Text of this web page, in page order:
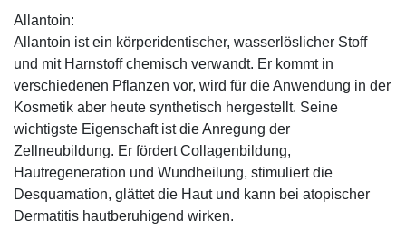
Allantoin:
Allantoin ist ein körperidentischer, wasserlöslicher Stoff
und mit Harnstoff chemisch verwandt. Er kommt in
verschiedenen Pflanzen vor, wird für die Anwendung in der
Kosmetik aber heute synthetisch hergestellt. Seine
wichtigste Eigenschaft ist die Anregung der
Zellneubildung. Er fördert Collagenbildung,
Hautregeneration und Wundheilung, stimuliert die
Desquamation, glättet die Haut und kann bei atopischer
Dermatitis hautberuhigend wirken.